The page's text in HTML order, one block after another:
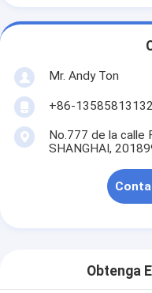
Mr. Andy Ton
+86-13585813132
No.777 de la calle
SHANGHAI,
Obtenga